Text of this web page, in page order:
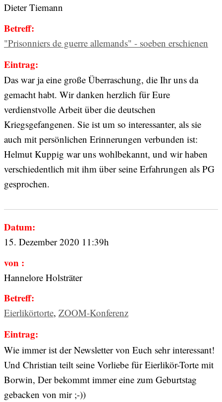
Dieter Tiemann
Betreff:
"Prisonniers de guerre allemands" - soeben erschienen
Eintrag:
Das war ja eine große Überraschung, die Ihr uns da
gemacht habt. Wir danken herzlich für Eure
verdienstvolle Arbeit über die deutschen
Kriegsgefangenen. Sie ist um so interessanter, als sie
auch mit persönlichen Erinnerungen verbunden ist:
Helmut Kuppig war uns wohlbekannt, und wir haben
verschiedentlich mit ihm über seine Erfahrungen als PG
gesprochen.
Datum:
15. Dezember 2020 11:39h
von :
Hannelore Holsträter
Betreff:
Eierlikörtorte, ZOOM-Konferenz
Eintrag:
Wie immer ist der Newsletter von Euch sehr interessant!
Und Christian teilt seine Vorliebe für Eierlikör-Torte mit
Borwin, Der bekommt immer eine zum Geburtstag
gebacken von mir ;-))